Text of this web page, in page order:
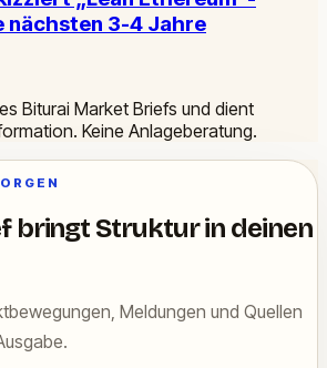
nächsten 3-4 Jahre
Biturai Market Briefs und dient
Keine Anlageberatung.
bringt Struktur in deinen
Meldungen und Quellen